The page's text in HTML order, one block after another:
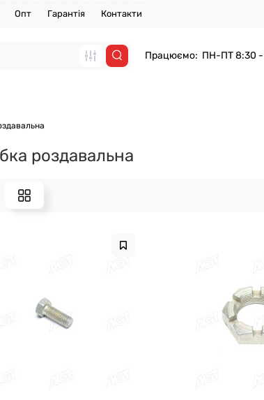
Опт Гарантія Контакти
Працюємо: ПН-ПТ 8:30 -
роздавальна